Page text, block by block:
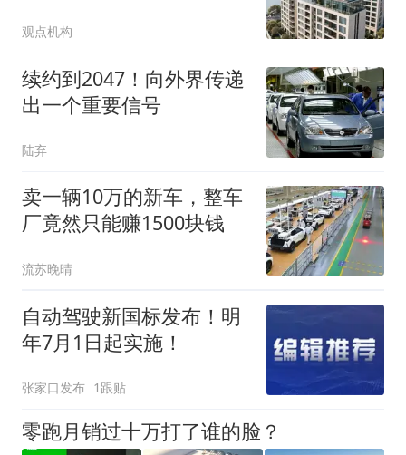
观点机构
续约到2047！向外界传递
出一个重要信号
陆弃
卖一辆10万的新车，整车
厂竟然只能赚1500块钱
流苏晚晴
自动驾驶新国标发布！明
年7月1日起实施！
张家口发布 1跟贴
零跑月销过十万打了谁的脸？